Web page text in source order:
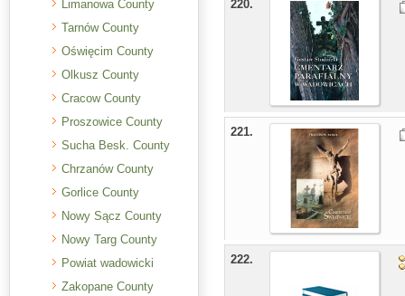
Limanowa County
Tarnów County
Oświęcim County
Olkusz County
Cracow County
Proszowice County
Sucha Besk. County
Chrzanów County
Gorlice County
Nowy Sącz County
Nowy Targ County
Powiat wadowicki
Zakopane County
220.
221.
222.